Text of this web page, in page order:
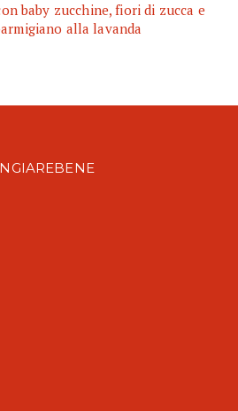
baby zucchine, fiori di zucca e
alla lavanda